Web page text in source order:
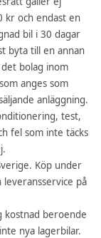
kr och endast en
bil i 30 dagar
byta till en annan
det bolag inom
anges som
anläggning.
test,
fel som inte täcks
Köp under
på
kostnad beroende
nya lagerbilar.